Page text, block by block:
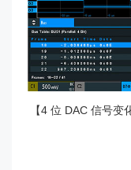
【4 位 DAC 信号